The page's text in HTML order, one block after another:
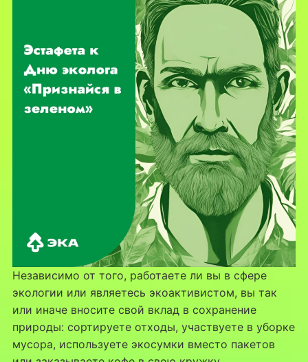
Независимо от того, работаете ли вы в сфере
экологии или являетесь экоактивистом, вы так
или иначе вносите свой вклад в сохранение
природы: сортируете отходы, участвуете в уборке
мусора, используете экосумки вместо пакетов